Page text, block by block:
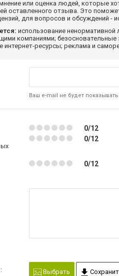
или оценка людей, которые
оставленного отзыва. Это
для вопросов и обсуждений -
использование ненормативной
компаниями;
интернет-ресурсы; реклама и
Ваш e-mail не будет
0/12
0/12
0/12
Выбрать